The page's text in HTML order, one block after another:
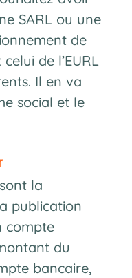
SARL ou une
de
de l’EURL
Il en va
social et le
la
publication
compte
du
bancaire,